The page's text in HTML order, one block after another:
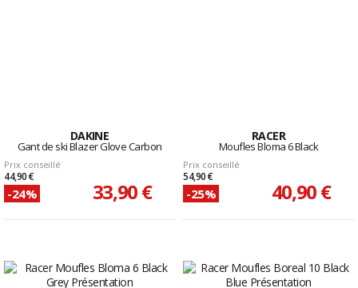
DAKINE
Gant de ski Blazer Glove Carbon
Prix conseillé
44,90 €
-24% 33,90 €
RACER
Moufles Bloma 6 Black
Prix conseillé
54,90 €
-25% 40,90 €